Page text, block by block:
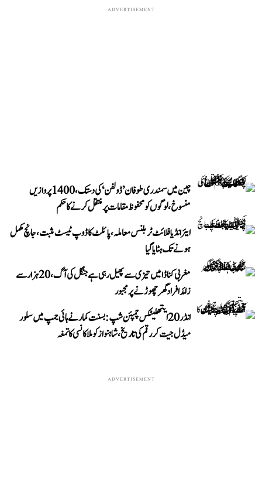
ADVERTISEMENT
چین میں سمندری طوفان ’ڈولفن‘ کی دستک، 1400 پروازیں
منسوخ، لوگوں کو محفوظ مقامات پر منتقل کرنے کا حکم
ایئر انڈیا فلائٹ ٹربلنس معاملہ، پائلٹ کا ڈوپ ٹیسٹ مثبت، جانچ مکمل
ہونے تک ہٹایا گیا
مغربی کناڈا میں تیزی سے پھیل رہی ہے جنگل کی آگ، 20 ہزار سے
زائد افراد گھر چھوڑنے پر مجبور
انڈر 20 ایتھلیٹکس چمپئن شپ: بسنت کمار نے ہائی جمپ میں سلور
میڈل جیت کر رقم کی تاریخ، شاہنواز کو ملا کانسی کا تمغہ
ADVERTISEMENT